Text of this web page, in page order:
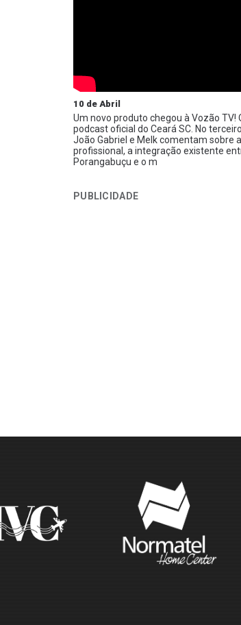
10 de Abril
Um novo produto chegou à Vozão TV!
podcast oficial do Ceará SC. No
João Gabriel e Melk comentam sobre
profissional, a integração existente
Porangabuçu e o m
PUBLICIDADE